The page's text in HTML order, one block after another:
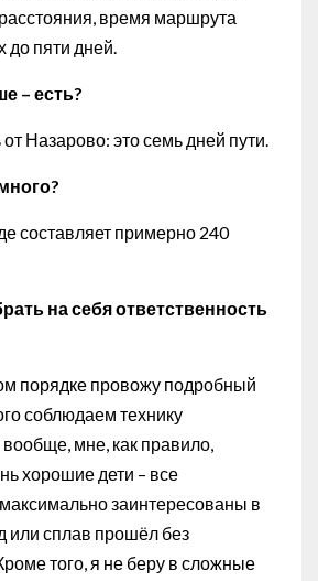
время маршрута
до пяти дней.
– есть?
Назарово: это семь дней пути.
составляет примерно 240
на себя ответственность
порядке провожу подробный
соблюдаем технику
вообще, мне, как правило,
хорошие дети – все
заинтересованы в
или сплав прошёл без
того, я не беру в сложные